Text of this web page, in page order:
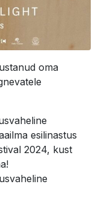
oma
esilinastus
2024, kust